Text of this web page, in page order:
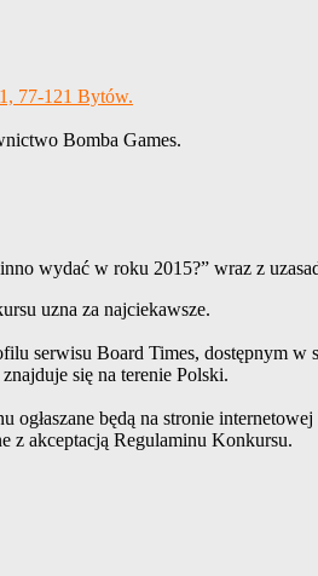
77-121 Bytów.
Bomba Games.
wydać w roku 2015?” wraz z
uzna za najciekawsze.
serwisu Board Times, dostępnym w
się na terenie Polski.
będą na stronie
z akceptacją Regulaminu Konkursu.